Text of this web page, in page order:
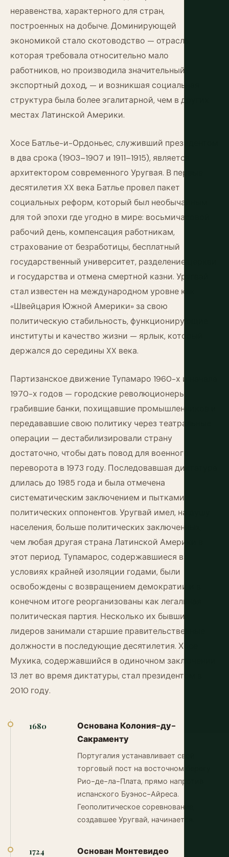
неравенства, характерного для стран,
построенных на добыче. Доминирующей
экономикой стало скотоводство — отрасль,
которая требовала относительно мало
работников, но производила значительный
экспортный доход, — и возникшая социальная
структура была более эгалитарной, чем в других
местах Латинской Америки.
Хосе Батлье-и-Ордоньес, служивший президентом
в два срока (1903–1907 и 1911–1915), является
архитектором современного Уругвая. В первые
десятилетия XX века Батлье провел пакет
социальных реформ, который был необычайным
для той эпохи где угодно в мире: восьмичасовой
рабочий день, компенсация работникам,
страхование от безработицы, бесплатный
государственный университет, разделение церкви
и государства и отмена смертной казни. Уругвай
стал известен на международном уровне как
«Швейцария Южной Америки» за свою
политическую стабильность, функционирующие
институты и качество жизни — ярлык, который
держался до середины XX века.
Партизанское движение Тупамаро 1960-х и начала
1970-х годов — городские революционеры,
грабившие банки, похищавшие промышленников и
передававшие свою политику через театральные
операции — дестабилизировали страну
достаточно, чтобы дать повод для военного
переворота в 1973 году. Последовавшая диктатура
длилась до 1985 года и была отмечена
систематическим заключением и пытками
политических оппонентов. Уругвай имел, на душу
населения, больше политических заключенных,
чем любая другая страна Латинской Америки в
этот период. Тупамарос, содержавшиеся в
условиях крайней изоляции годами, были
освобождены с возвращением демократии и в
конечном итоге реорганизованы как легальная
политическая партия. Несколько их бывших
лидеров занимали старшие правительственные
должности в последующие десятилетия. Хосе
Мухика, содержавшийся в одиночном заключении
13 лет во время диктатуры, стал президентом в
2010 году.
1680
Основана Колония-ду-
Сакраменту
Португалия устанавливает свой
торговый пост на восточном берегу
Рио-де-ла-Плата, прямо напротив
испанского Буэнос-Айреса.
Геополитическое соревнование,
создавшее Уругвай, начинается.
1724 Основан Монтевидео